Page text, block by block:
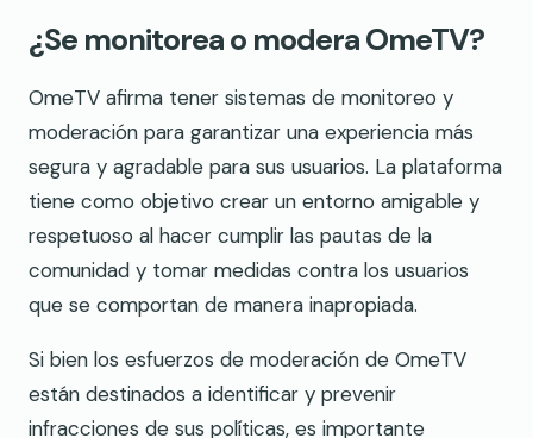
¿Se monitorea o modera OmeTV?
OmeTV afirma tener sistemas de monitoreo y
moderación para garantizar una experiencia más
segura y agradable para sus usuarios. La plataforma
tiene como objetivo crear un entorno amigable y
respetuoso al hacer cumplir las pautas de la
comunidad y tomar medidas contra los usuarios
que se comportan de manera inapropiada.
Si bien los esfuerzos de moderación de OmeTV
están destinados a identificar y prevenir
infracciones de sus políticas, es importante